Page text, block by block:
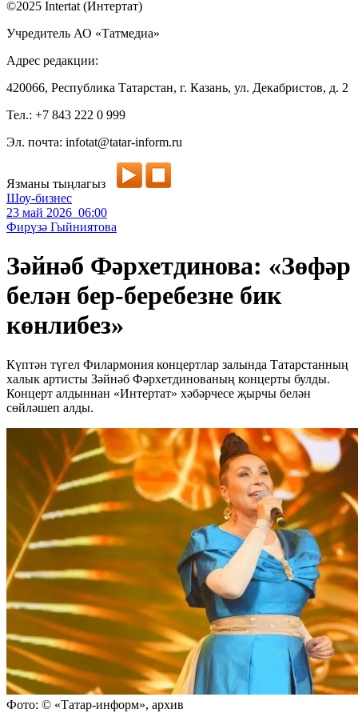
©2025 Intertat (Интертат)
Учредитель АО «Татмедиа»
Адрес редакции:
420066, Республика Татарстан, г. Казань, ул. Декабристов, д. 2
Тел.: +7 843 222 0 999
Эл. почта: infotat@tatar-inform.ru
Язманы тыңлагыз
Шоу-бизнес
23 май 2026 06:00
Фирүзә Гыйниятова
Зәйнәб Фәрхетдинова: «Зөфәр
белән бер-беребезне бик
көнлибез»
Күптән түгел Филармония концертлар залында Татарстанның
халык артисты Зәйнәб Фәрхетдинованың концерты булды.
Концерт алдыннан «Интертат» хәбәрчесе җырчы белән
сөйләшеп алды.
Фото: © «Татар-информ», архив